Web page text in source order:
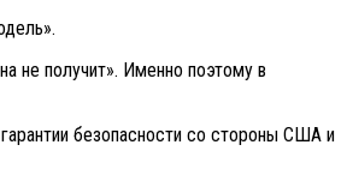
не получит». Именно поэтому в
безопасности со стороны США и